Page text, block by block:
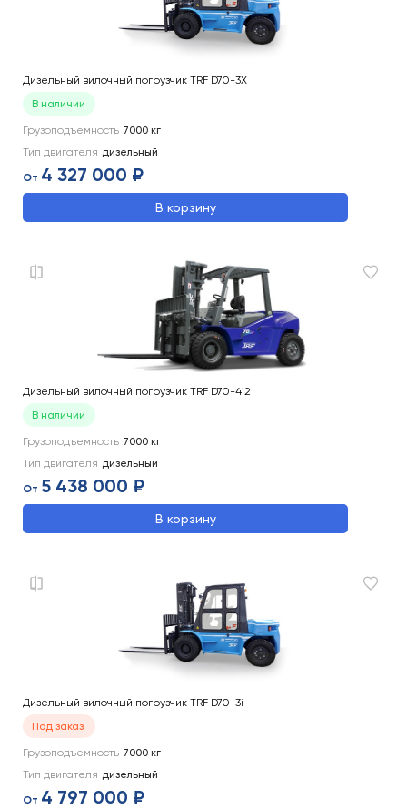
Дизельный вилочный погрузчик TRF D70-3X
В наличии
Грузоподъемность 7000 кг
Тип двигателя дизельный
От 4 327 000 ₽
В корзину
Дизельный вилочный погрузчик TRF D70-4i2
В наличии
Грузоподъемность 7000 кг
Тип двигателя дизельный
От 5 438 000 ₽
В корзину
Дизельный вилочный погрузчик TRF D70-3i
Под заказ
Грузоподъемность 7000 кг
Тип двигателя дизельный
От 4 797 000 ₽